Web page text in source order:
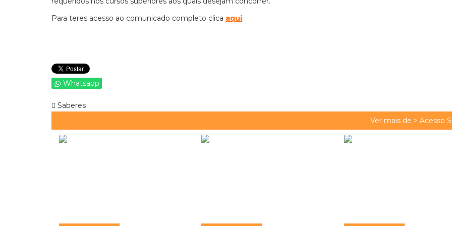
Para teres acesso ao comunicado completo clica aqui.
Whatsapp
Saberes
Ver mais de > Acesso